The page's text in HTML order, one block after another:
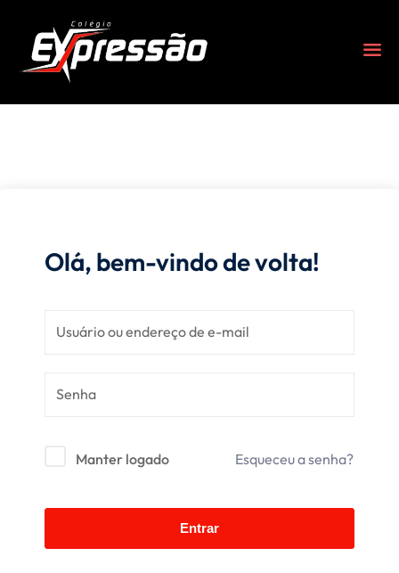
Olá, bem-vindo de volta!
Manter logado Esqueceu a senha?
Entrar